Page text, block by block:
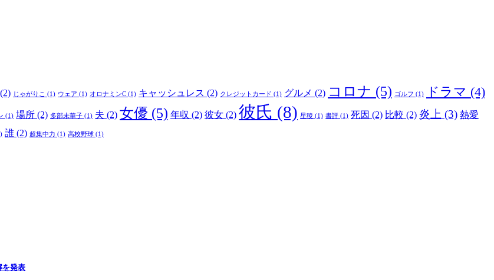
(2) じゃがりこ (1) ウェア (1) オロナミンC (1) キャッシュレス (2) クレジットカード (1) グルメ (2) コロナ (5) ゴルフ (1) ドラマ (4)
(1) 場所 (2) 多部未華子 (1) 夫 (2) 女優 (5) 年収 (2) 彼女 (2) 彼氏 (8) 星稜 (1) 書評 (1) 死因 (2) 比較 (2) 炎上 (3) 熱愛
誰 (2) 超集中力 (1) 高校野球 (1)
を発表